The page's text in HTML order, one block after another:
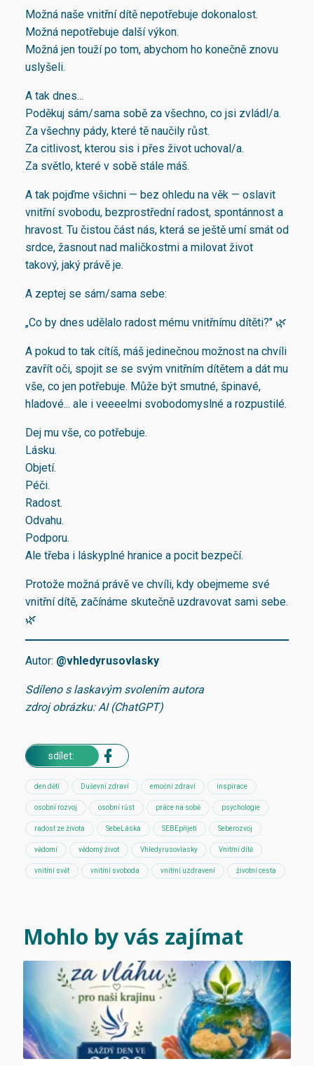
Možná naše vnitřní dítě nepotřebuje dokonalost.
Možná nepotřebuje další výkon.
Možná jen touží po tom, abychom ho konečně znovu
uslyšeli.
A tak dnes...
Poděkuj sám/sama sobě za všechno, co jsi zvládl/a.
Za všechny pády, které tě naučily růst.
Za citlivost, kterou sis i přes život uchoval/a.
Za světlo, které v sobě stále máš.
A tak pojďme všichni — bez ohledu na věk — oslavit
vnitřní svobodu, bezprostřední radost, spontánnost a
hravost. Tu čistou část nás, která se ještě umí smát od
srdce, žasnout nad maličkostmi a milovat život
takový, jaký právě je.
A zeptej se sám/sama sebe:
„Co by dnes udělalo radost mému vnitřnímu dítěti?" 🌿
A pokud to tak cítíš, máš jedinečnou možnost na chvíli
zavřít oči, spojit se se svým vnitřním dítětem a dát mu
vše, co jen potřebuje. Může být smutné, špinavé,
hladové... ale i veeeelmi svobodomyslné a rozpustilé.
Dej mu vše, co potřebuje.
Lásku.
Objetí.
Péči.
Radost.
Odvahu.
Podporu.
Ale třeba i láskyplné hranice a pocit bezpečí.
Protože možná právě ve chvíli, kdy obejmeme své
vnitřní dítě, začínáme skutečně uzdravovat sami sebe.
🌿
Autor: @vhledyrusovlasky
Sdíleno s laskavým svolením autora
zdroj obrázku: AI (ChatGPT)
sdílet:
den dětí Duševní zdraví emoční zdraví inspirace
osobní rozvoj osobní růst práce na sobě psychologie
radost ze života SebeLáska SEBEpřijetí Seberozvoj
vědomí vědomý život Vhledyrusovlasky Vnitřní dítě
vnitřní svět vnitřní svoboda vnitřní uzdravení životní cesta
Mohlo by vás zajímat